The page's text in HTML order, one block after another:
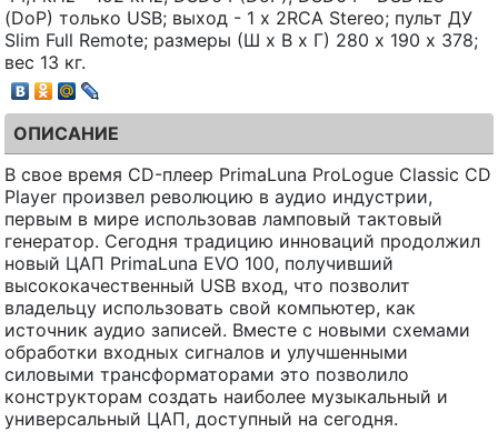
(DoP) только USB; выход - 1 х 2RCA Stereo; пульт ДУ
Slim Full Remote; размеры (Ш х В х Г) 280 х 190 х 378;
вес 13 кг.
ОПИСАНИЕ
В свое время CD-плеер PrimaLuna ProLogue Classic CD
Player произвел революцию в аудио индустрии,
первым в мире использовав ламповый тактовый
генератор. Сегодня традицию инноваций продолжил
новый ЦАП PrimaLuna EVO 100, получивший
высококачественный USB вход, что позволит
владельцу использовать свой компьютер, как
источник аудио записей. Вместе с новыми схемами
обработки входных сигналов и улучшенными
силовыми трансформаторами это позволило
конструкторам создать наиболее музыкальный и
универсальный ЦАП, доступный на сегодня.